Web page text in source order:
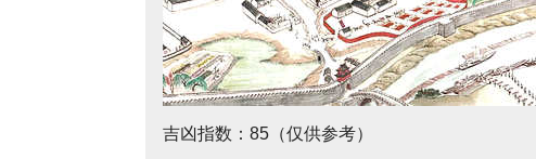
吉凶指数：85（仅供参考）